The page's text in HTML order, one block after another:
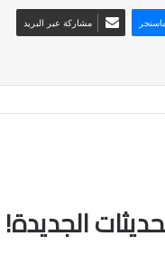
مشاركة عبر البريد
الجديدة!